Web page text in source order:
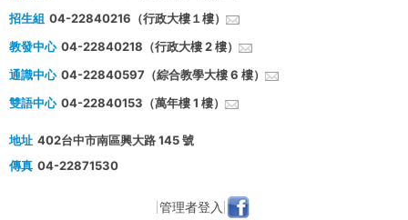
招生組 04-22840216（行政大樓１樓）
教發中心 04-22840218（行政大樓 2 樓）
通識中心 04-22840597（綜合教學大樓 6 樓）
雙語中心 04-22840153（萬年樓 1 樓）
地址 402台中市南區興大路 145 號
傳真 04-22871530
管理者登入